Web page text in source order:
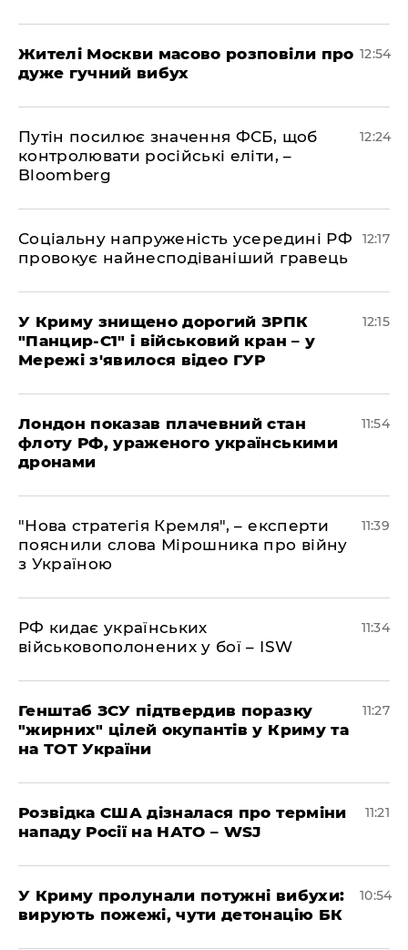
Жителі Москви масово розповіли про
дуже гучний вибух
12:54
Путін посилює значення ФСБ, щоб
контролювати російські еліти, –
Bloomberg
12:24
Соціальну напруженість усередині РФ
провокує найнесподіваніший гравець
12:17
У Криму знищено дорогий ЗРПК
"Панцир-С1" і військовий кран – у
Мережі з'явилося відео ГУР
12:15
Лондон показав плачевний стан
флоту РФ, ураженого українськими
дронами
11:54
"Нова стратегія Кремля", – експерти
пояснили слова Мірошника про війну
з Україною
11:39
РФ кидає українських
військовополонених у бої – ISW
11:34
Генштаб ЗСУ підтвердив поразку
"жирних" цілей окупантів у Криму та
на ТОТ України
11:27
Розвідка США дізналася про терміни
нападу Росії на НАТО – WSJ
11:21
У Криму пролунали потужні вибухи:
вирують пожежі, чути детонацію БК
10:54